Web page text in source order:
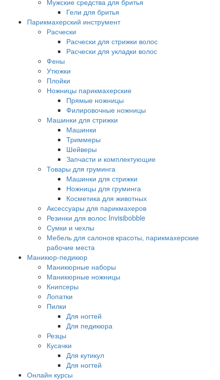
Мужские средства для бритья
Гели для бритья
Парикмахерский инструмент
Расчески
Расчески для стрижки волос
Расчески для укладки волос
Фены
Утюжки
Плойки
Ножницы парикмахерские
Прямые ножницы
Филировочные ножницы
Машинки для стрижки
Машинки
Триммеры
Шейверы
Запчасти и комплектующие
Товары для груминга
Машинки для стрижки
Ножницы для груминга
Косметика для животных
Аксессуары для парикмахеров
Резинки для волос Invisibobble
Сумки и чехлы
Мебель для салонов красоты, парикмахерские
рабочие места
Маникюр-педикюр
Маникюрные наборы
Маникюрные ножницы
Книпсеры
Лопатки
Пилки
Для ногтей
Для педикюра
Резцы
Кусачки
Для кутикул
Для ногтей
Онлайн курсы